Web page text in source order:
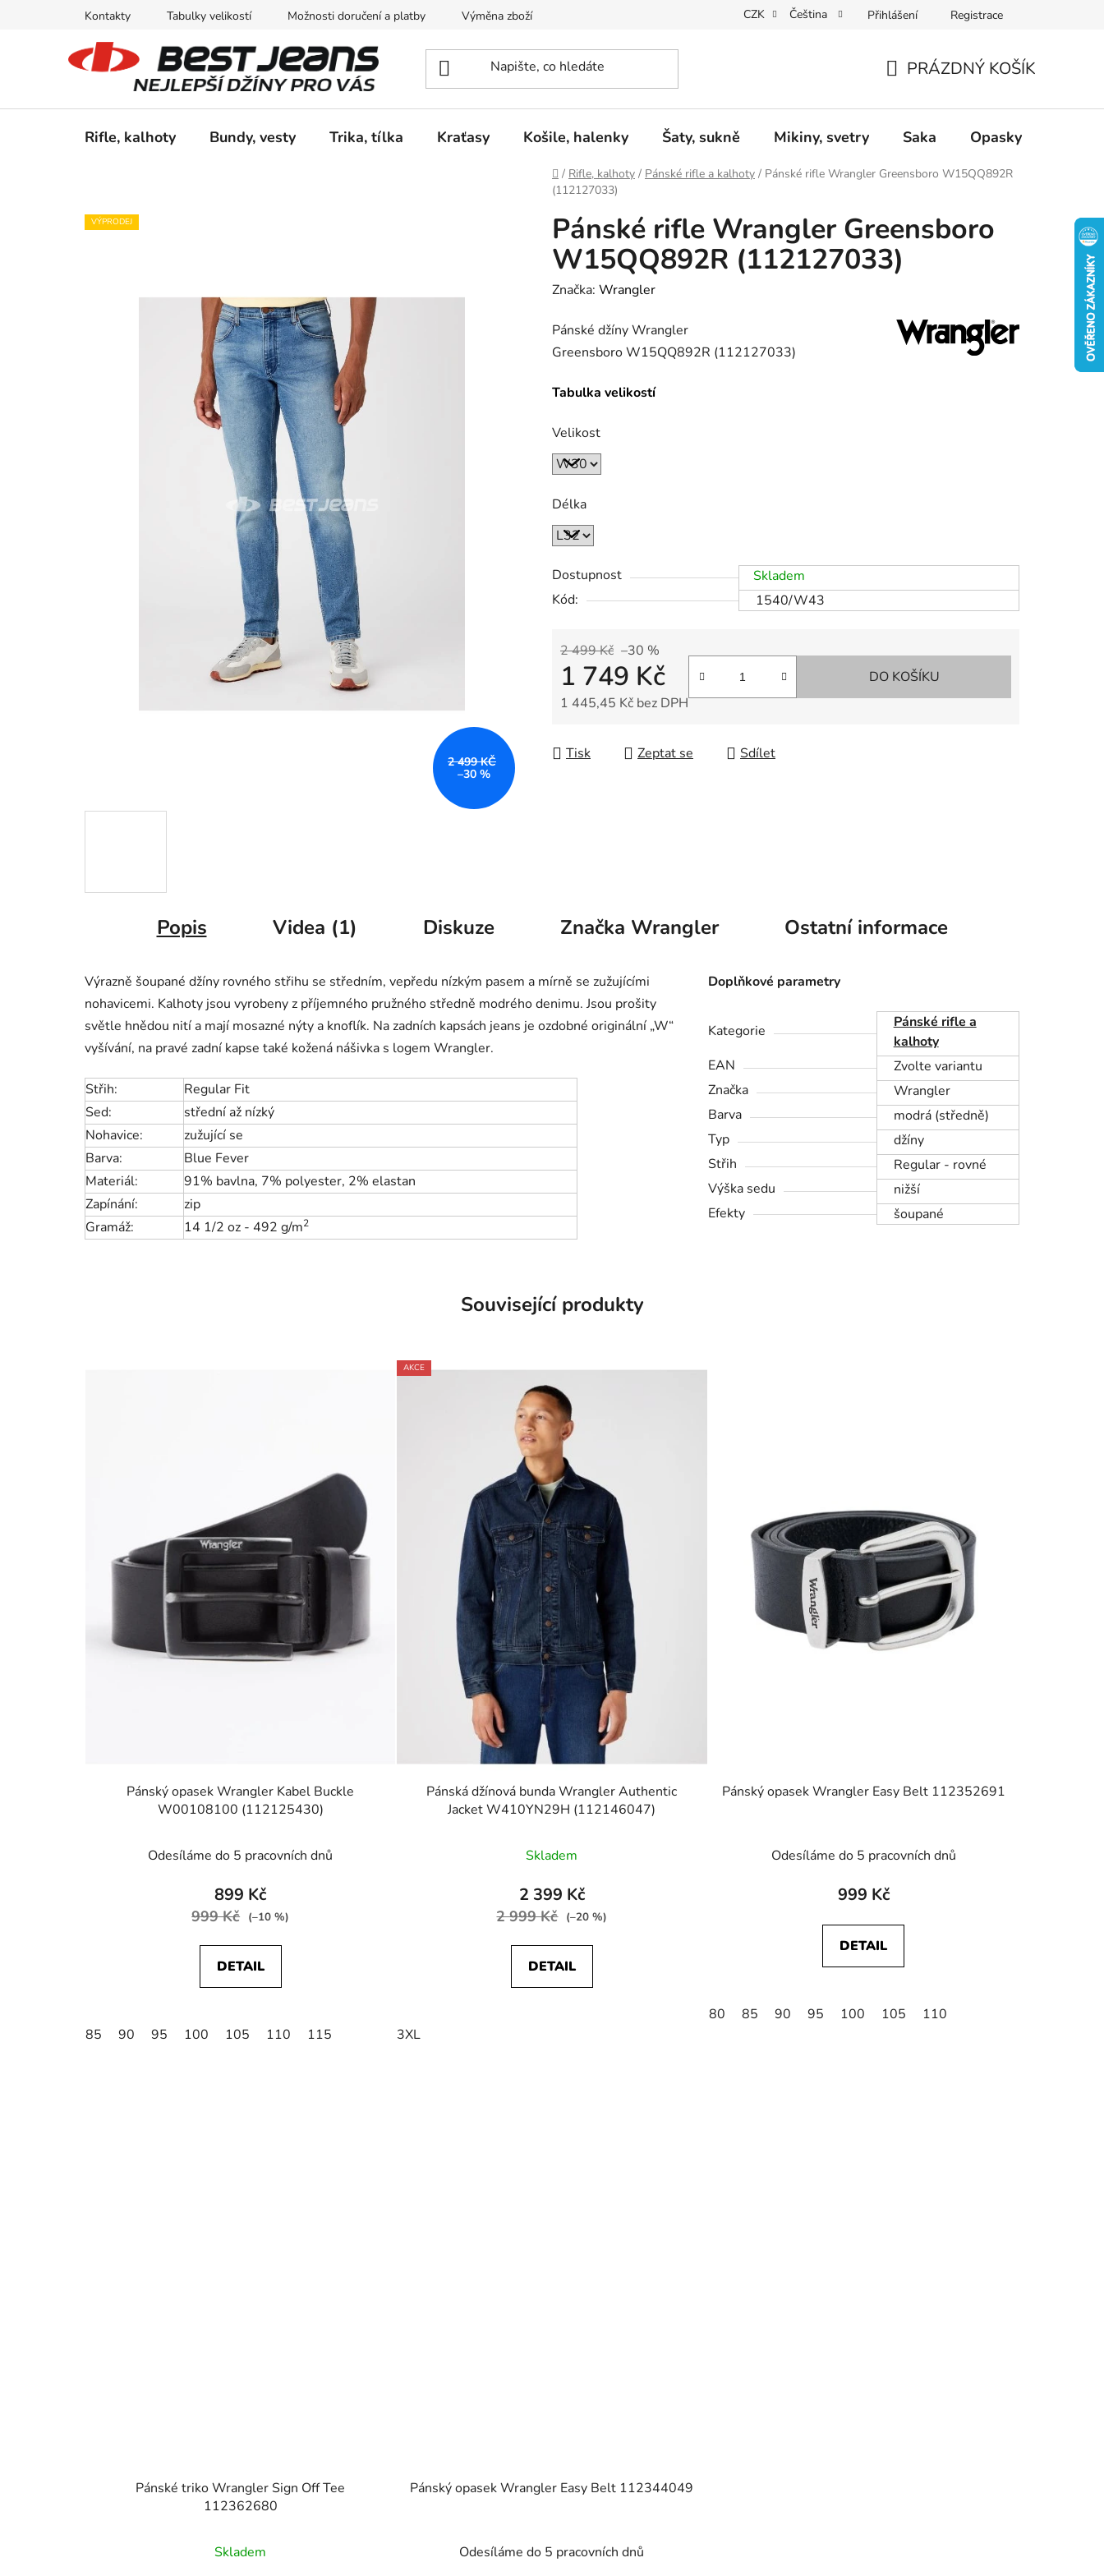
Kontakty Tabulky velikostí Možnosti doručení a platby Výměna zboží Dárkové poukazy Dostupnost Obchodní podmínky
CZK Čeština Přihlášení Registrace
KOŠÍK
PRÁZDNÝ KOŠÍK
Rifle, kalhoty Bundy, vesty Trika, tílka Kraťasy Košile, halenky Šaty, sukně Mikiny, svetry Saka Opasky
Domů
/ Rifle, kalhoty / Pánské rifle a kalhoty / Pánské rifle Wrangler Greensboro W15QQ892R
(112127033)
Pánské rifle Wrangler Greensboro
W15QQ892R (112127033)
Značka: Wrangler
Pánské džíny Wrangler
Greensboro W15QQ892R (112127033)
Tabulka velikostí
Velikost
Délka
Dostupnost
Skladem
Kód:
1540/W43
2 499 Kč –30 %
1 749 Kč
1 445,45 Kč bez DPH
DO KOŠÍKU
Tisk Zeptat se Sdílet
VÝPRODEJ
2 499 KČ
–30 %
Popis Videa (1) Diskuze Značka Wrangler Ostatní informace
Výrazně šoupané džíny rovného střihu se středním, vepředu nízkým pasem a mírně se zužujícími
nohavicemi. Kalhoty jsou vyrobeny z příjemného pružného středně modrého denimu. Jsou prošity
světle hnědou nití a mají mosazné nýty a knoflík. Na zadních kapsách jeans je ozdobné originální „W“
vyšívání, na pravé zadní kapse také kožená nášivka s logem Wrangler.
Střih:
Regular Fit
Sed:
střední až nízký
Nohavice:
zužující se
Barva:
Blue Fever
Materiál:
91% bavlna, 7% polyester, 2% elastan
Zapínání:
zip
Gramáž:
14 1/2 oz - 492 g/m2
Doplňkové parametry
Kategorie
Pánské rifle a
kalhoty
EAN
Zvolte variantu
Značka
Wrangler
Barva
modrá (středně)
Typ
džíny
Střih
Regular - rovné
Výška sedu
nižší
Efekty
šoupané
Související produkty
Pánský opasek Wrangler Kabel Buckle
W00108100 (112125430)
Odesíláme do 5 pracovních dnů
899 Kč
999 Kč (–10 %)
DETAIL
85 90 95 100 105 110 115
AKCE
Pánská džínová bunda Wrangler Authentic
Jacket W410YN29H (112146047)
Skladem
2 399 Kč
2 999 Kč (–20 %)
DETAIL
3XL
Pánský opasek Wrangler Easy Belt 112352691
Odesíláme do 5 pracovních dnů
999 Kč
DETAIL
80 85 90 95 100 105 110
Pánské triko Wrangler Sign Off Tee
112362680
Skladem
Pánský opasek Wrangler Easy Belt 112344049
Odesíláme do 5 pracovních dnů